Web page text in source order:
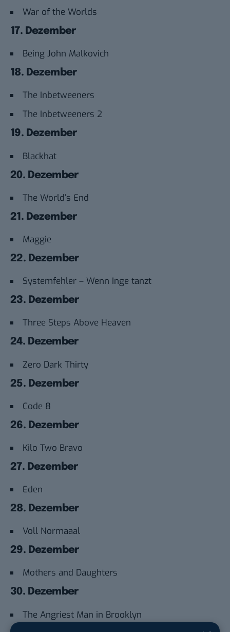
War of the Worlds
17. Dezember
Being John Malkovich
18. Dezember
The Inbetweeners
The Inbetweeners 2
19. Dezember
Blackhat
20. Dezember
The World’s End
21. Dezember
Maggie
22. Dezember
Systemfehler – Wenn Inge tanzt
23. Dezember
Three Steps Above Heaven
24. Dezember
Zero Dark Thirty
25. Dezember
Code 8
26. Dezember
Kilo Two Bravo
27. Dezember
Eden
28. Dezember
Voll Normaaal
29. Dezember
Mothers and Daughters
30. Dezember
The Angriest Man in Brooklyn